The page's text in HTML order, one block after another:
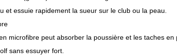
et essuie rapidement la sueur sur le club ou la peau.
microfibre peut absorber la poussière et les taches
sans essuyer fort.